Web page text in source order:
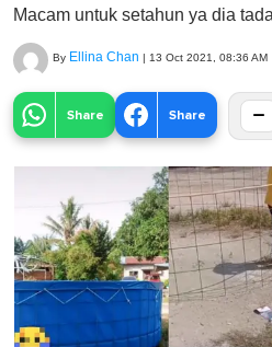
Macam untuk setahun ya dia
By Ellina Chan | 13 Oct 2021, 08:36 AM
Share Share −